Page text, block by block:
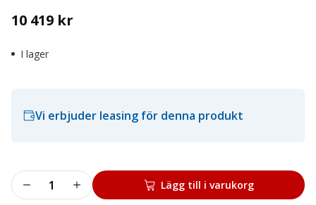
10 419 kr
I lager
Vi erbjuder leasing för denna produkt
Mc
Kit
Lägg till i varukorg